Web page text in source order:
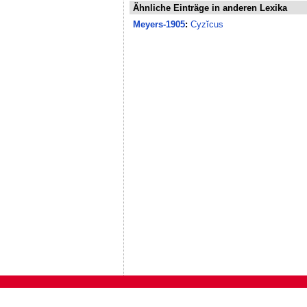
Ähnliche Einträge in anderen Lexika
Meyers-1905: Cyzĭcus